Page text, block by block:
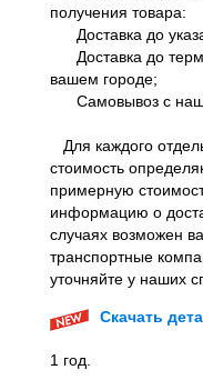
получения товара:
Доставка до
Доставка до
вашем городе;
Самовывоз с
Для каждого
стоимость
примерную
информацию о
случаях возможен
транспортные
уточняйте у наших
Скачать
1 год.